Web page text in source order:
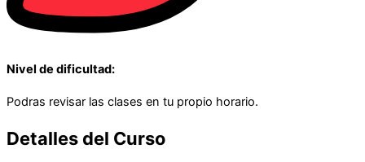
Nivel de dificultad:
Podras revisar las clases en tu propio horario.
Detalles del Curso